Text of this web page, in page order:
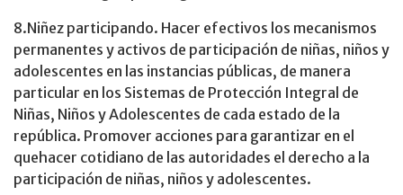
8.Niñez participando. Hacer efectivos los mecanismos
permanentes y activos de participación de niñas, niños y
adolescentes en las instancias públicas, de manera
particular en los Sistemas de Protección Integral de
Niñas, Niños y Adolescentes de cada estado de la
república. Promover acciones para garantizar en el
quehacer cotidiano de las autoridades el derecho a la
participación de niñas, niños y adolescentes.